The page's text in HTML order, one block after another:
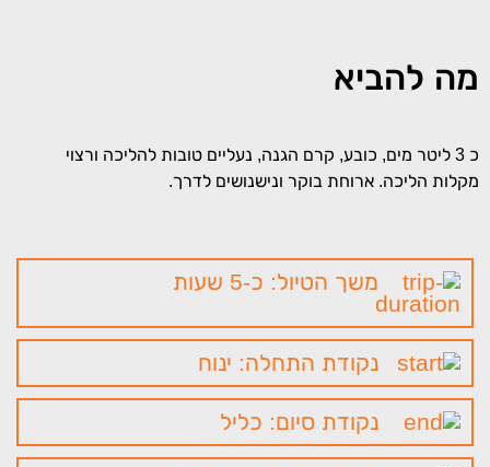
מה להביא
כ 3 ליטר מים, כובע, קרם הגנה, נעליים טובות להליכה ורצוי
מקלות הליכה. ארוחת בוקר ונישנושים לדרך.
משך הטיול: כ-5 שעות
נקודת התחלה: ינוח
נקודת סיום: כליל